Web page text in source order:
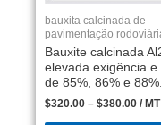
bauxita calcinada de
pavimentação
Bauxite calcinada
elevada exigência e
de 85%, 86% e 88%.
$320.00 – $380.00 / MT